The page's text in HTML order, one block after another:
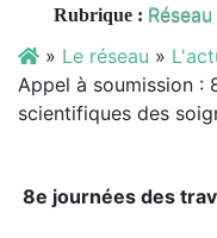
Rubrique : Réseau
» Le réseau »
Appel à soumission :
scientifiques des
8e journées des